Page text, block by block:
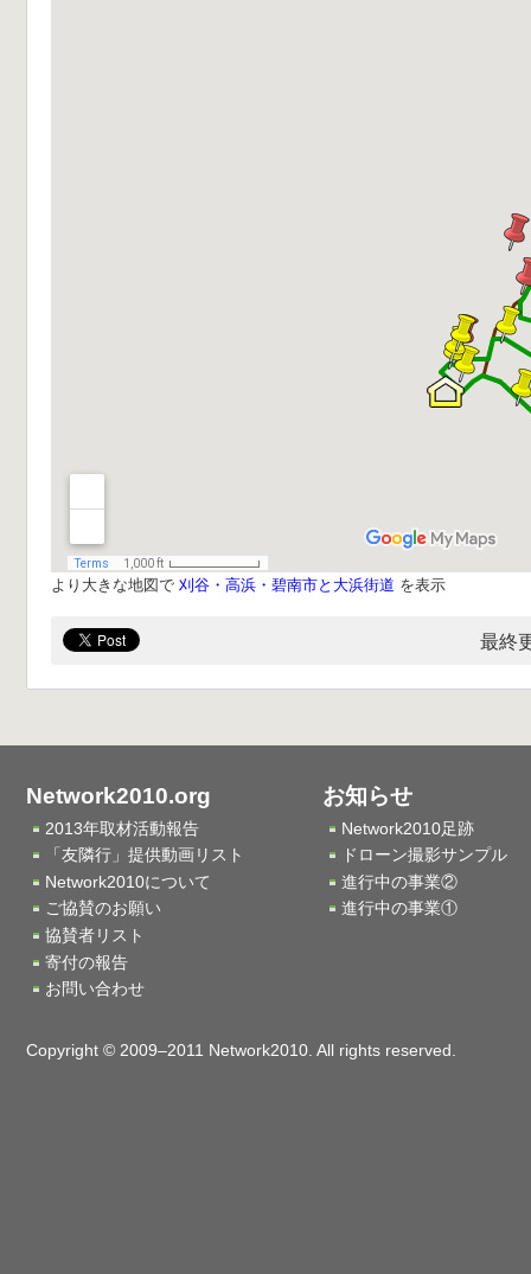
より大きな地図で 刈谷・高浜・碧南市と大浜街道 を表示
最終
Network2010.org
2013年取材活動報告
「友隣行」提供動画リスト
Network2010について
ご協賛のお願い
協賛者リスト
寄付の報告
お問い合わせ
お知らせ
Network2010足跡
ドローン撮影サンプル
進行中の事業②
進行中の事業①
Copyright © 2009–2011 Network2010. All rights reserved.